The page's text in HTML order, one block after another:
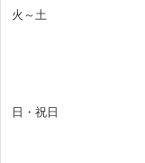
火～土
日・祝日